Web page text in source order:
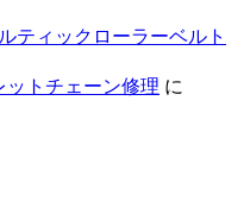
ティックローラーベルト
ットチェーン修理 に